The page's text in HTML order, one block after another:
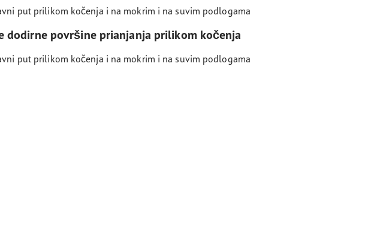
put prilikom kočenja i na mokrim i na suvim podlogama
dodirne površine prianjanja prilikom kočenja
put prilikom kočenja i na mokrim i na suvim podlogama